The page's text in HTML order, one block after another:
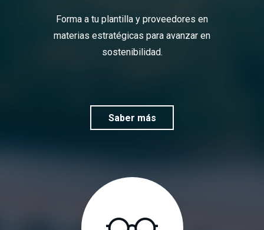
Forma a tu plantilla y proveedores en
materias estratégicas para avanzar en
sostenibilidad.
Saber más